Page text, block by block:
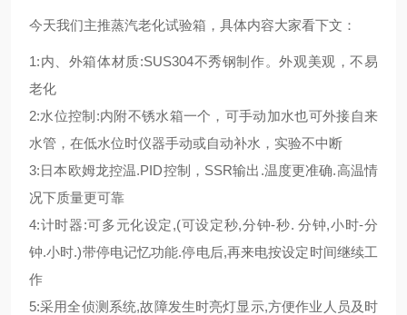
今天我们主推蒸汽老化试验箱，具体内容大家看下文：
1:内、外箱体材质:SUS304不秀钢制作。外观美观，不易
老化
2:水位控制:内附不锈水箱一个，可手动加水也可外接自来
水管，在低水位时仪器手动或自动补水，实验不中断
3:日本欧姆龙控温.PID控制，SSR输出.温度更准确.高温情
况下质量更可靠
4:计时器:可多元化设定,(可设定秒,分钟-秒. 分钟,小时-分
钟.小时.)带停电记忆功能.停电后,再来电按设定时间继续工
作
5:采用全侦测系统,故障发生时亮灯显示,方便作业人员及时